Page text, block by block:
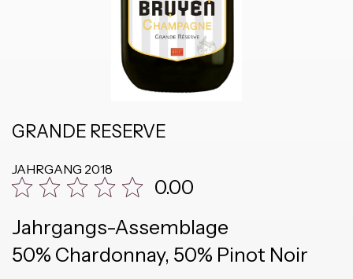
GRANDE RESERVE
JAHRGANG 2018
0.00
Jahrgangs-Assemblage
50% Chardonnay, 50% Pinot Noir